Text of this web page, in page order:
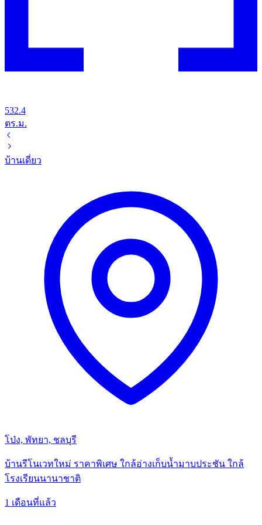
532.4
ตร.ม.
บ้านเดี่ยว
โป่ง, พัทยา, ชลบุรี
บ้านรีโนเวทใหม่ ราคาพิเศษ ใกล้อ่างเก็บน้ำมาบประชัน ใกล้
โรงเรียนนานาชาติ
1 เดือนที่แล้ว